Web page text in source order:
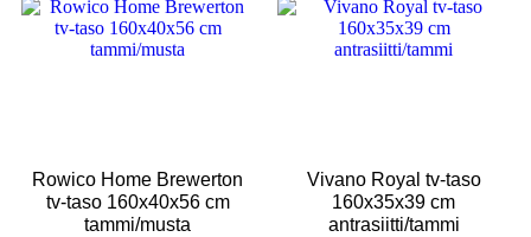
Rowico Home Brewerton
tv-taso 160x40x56 cm
tammi/musta
Vivano Royal tv-taso
160x35x39 cm
antrasiitti/tammi